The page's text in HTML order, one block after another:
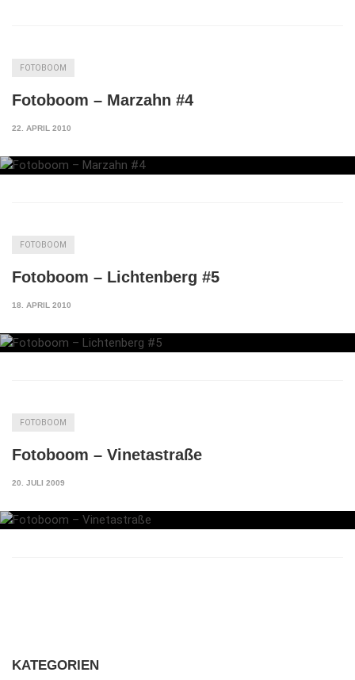
FOTOBOOM
Fotoboom – Marzahn #4
22. APRIL 2010
FOTOBOOM
Fotoboom – Lichtenberg #5
18. APRIL 2010
FOTOBOOM
Fotoboom – Vinetastraße
20. JULI 2009
KATEGORIEN